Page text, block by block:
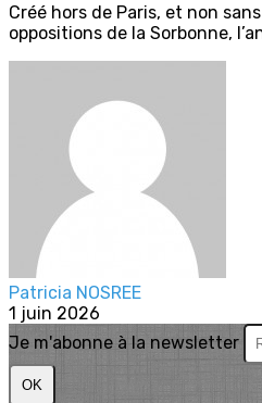
Créé hors de Paris, et non
oppositions de la Sorbonne,
Patricia NOSREE
1 juin 2026
Je m'abonne à la newsletter
OK